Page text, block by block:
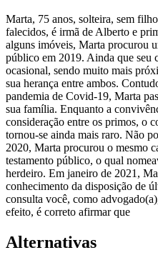
Marta, 75 anos, solteira, sem
falecidos, é irmã de Alberto e
alguns imóveis, Marta procurou
público em 2019. Ainda que seu
ocasional, sendo muito mais
sua herança entre ambos.
pandemia de Covid-19, Marta
sua família. Enquanto a
consideração entre os primos, o
tornou-se ainda mais raro. Não
2020, Marta procurou o mesmo
testamento público, o qual
herdeiro. Em janeiro de 2021,
conhecimento da disposição de
consulta você, como
efeito, é correto afirmar que
Alternativas